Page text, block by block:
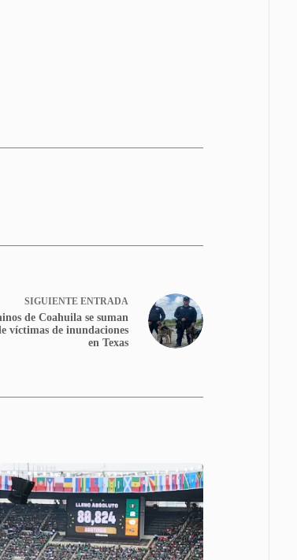
SIGUIENTE ENTRADA
de Coahuila se suman
víctimas de inundaciones
en Texas